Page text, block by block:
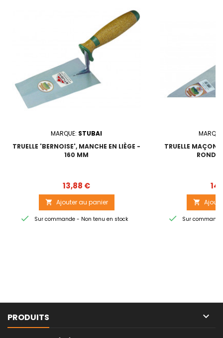
MARQUE: STUBAI
TRUELLE 'BERNOISE', MANCHE EN LIÈGE -
160 MM
Prix
13,88 €
 Ajouter au panier
 Sur commande - Non tenu en stock
TRUELLE MAÇON

 Sur
PRODUITS 